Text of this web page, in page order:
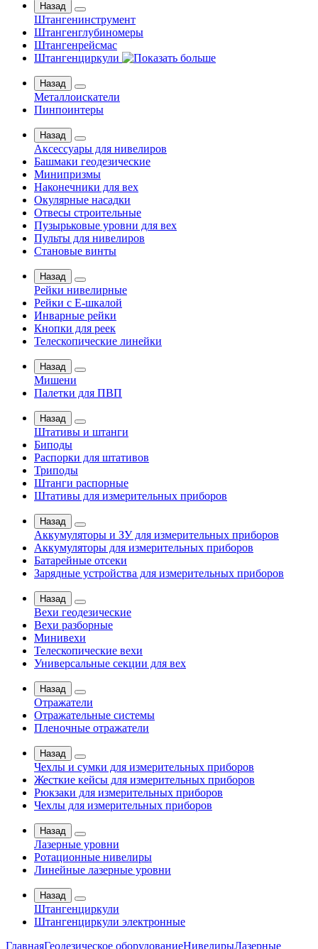
Назад
Штангенинструмент
Штангенглубиномеры
Штангенрейсмас
Штангенциркули
Назад
Металлоискатели
Пинпоинтеры
Назад
Аксессуары для нивелиров
Башмаки геодезические
Минипризмы
Наконечники для вех
Окулярные насадки
Отвесы строительные
Пузырьковые уровни для вех
Пульты для нивелиров
Становые винты
Назад
Рейки нивелирные
Рейки с Е-шкалой
Инварные рейки
Кнопки для реек
Телескопические линейки
Назад
Мишени
Палетки для ПВП
Назад
Штативы и штанги
Биподы
Распорки для штативов
Триподы
Штанги распорные
Штативы для измерительных приборов
Назад
Аккумуляторы и ЗУ для измерительных приборов
Аккумуляторы для измерительных приборов
Батарейные отсеки
Зарядные устройства для измерительных приборов
Назад
Вехи геодезические
Вехи разборные
Минивехи
Телескопические вехи
Универсальные секции для вех
Назад
Отражатели
Отражательные системы
Пленочные отражатели
Назад
Чехлы и сумки для измерительных приборов
Жесткие кейсы для измерительных приборов
Рюкзаки для измерительных приборов
Чехлы для измерительных приборов
Назад
Лазерные уровни
Ротационные нивелиры
Линейные лазерные уровни
Назад
Штангенциркули
Штангенциркули электронные
ГлавнаяГеодезическое оборудованиеНивелирыЛазерные